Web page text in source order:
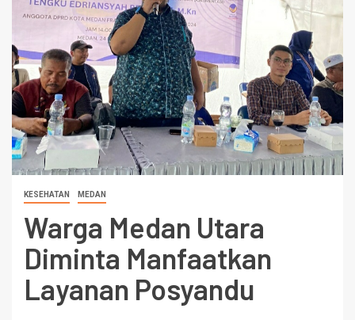
KESEHATAN MEDAN
Warga Medan Utara
Diminta Manfaatkan
Layanan Posyandu